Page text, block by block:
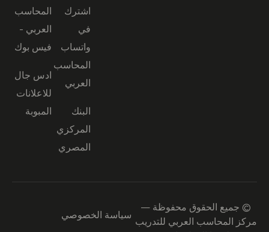
اشترك
في
واتساب
المحاسب
العربي
البنك
المركزي
المصري
المحاسب
العربي -
فيس بوك
ادس جال
للاعلانات
المبوبة
© جميع الحقوق محفوظة —
مركز المحاسب العربي للتدريب
سياسة الخصوصي